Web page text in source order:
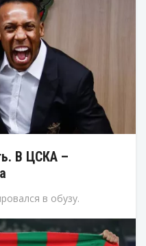
В ЦСКА –
в обузу.